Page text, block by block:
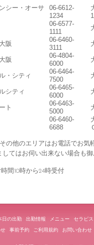
シー・オーサ
06-6612-
1234
06-6577-
1111
阪
06-6460-
3111
阪
06-4804-
6000
・シティ
06-6464-
7500
シティ
06-6465-
6000
ト
06-6463-
5000
06-6460-
6688
の他のエリアはお電話でお気
してはお伺い出来ない場合も
時間10時から24時受付
日の出勤 出勤情報 メニュー
セラピ
事前予約 ご利用規約 お問い合わせ